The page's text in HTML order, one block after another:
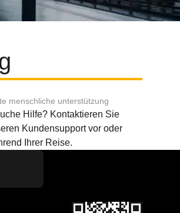
menschliche unterstützung
Hilfe? Kontaktieren Sie
Kundensupport vor oder
Ihrer Reise.